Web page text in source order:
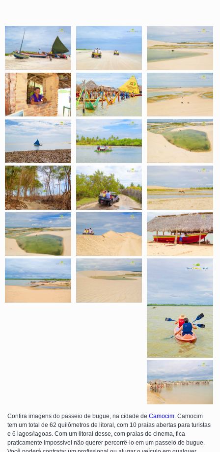
Confira imagens do passeio de bugue, na cidade de Camocim. Camocim
tem um total de 62 quilômetros de litoral, com 10 praias abertas para turistas
e 6 lagos/lagoas. Com um litoral desse, com praias de cinema, fica
praticamente impossível não querer percorrê-lo em um passeio de bugue.